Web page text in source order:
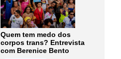
Quem tem medo dos
corpos trans? Entrevista
com Berenice Bento